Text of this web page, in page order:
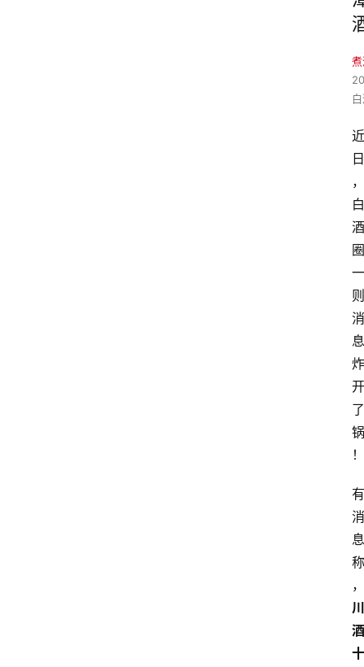
近
日
，
白
酒
圈
一
则
消
息
炸
开
了
锅
！
有
消
息
称
，
川
酒
十